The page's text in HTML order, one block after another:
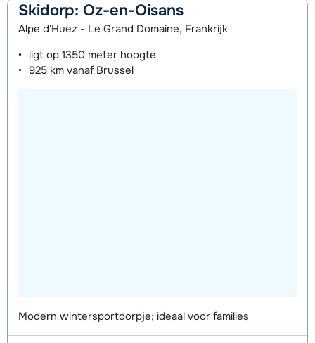
Skidorp: Oz-en-Oisans
Alpe d'Huez - Le Grand Domaine, Frankrijk
ligt op 1350 meter hoogte
925 km vanaf Brussel
Modern wintersportdorpje; ideaal voor families